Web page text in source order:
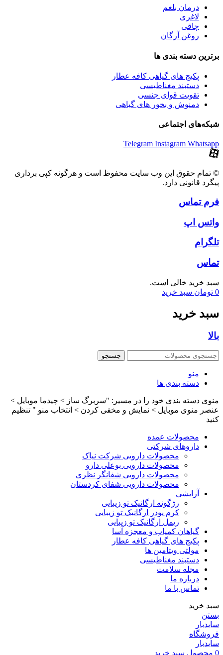
درمان بلغم
لاغری
چاقی
روغن آرگان
برترین‌ دسته بندی ها
پکیج های گیاهی کافه عطار
دستبند مغناطیسی
تقویت قوای جنسی
دمنوش و بخور های گیاهی
شبکه‌های اجتماعی
Telegram Instagram Whatsapp
© تمام حقوق این وب سایت محفوظ است و هرگونه کپی برداری
پیگرد قانونی دارد.
فرم تماس
واتس اپ
تلگرام
تماس
سبد خرید خالی است.
0 تومان سبد خرید
سبد خرید
بالا
جستجو
منو
دسته بندی ها
منوی دسته بندی خود را در مسیر: "سربرگ ساز > چیدما موبایل >
عنصر منوی موبایل > نمایش و مخفی کردن > انتخاب منو " تنظیم
کنید
محصولات عمده
داروهای شرکتی
محصولات دارویی شرکت نیاک
محصولات دارویی بوعلی دارو
محصولات دارویی شفانگر نظری
محصولات دارویی شفای کردستان
آرایشی
رژگونه ارگانیک تو زیبایی
کرم پودر ارگانیک تو زیبایی
ریمل ارگانیک تو زیبایی
گیاهان کمیاب و معجزه آسا
پکیج های گیاهی کافه عطار
مولتی ویتامین ها
دستبند مغناطیسی
مجله سلامت
درباره ما
تماس با ما
سبد خرید
بستن
سایدبار
فروشگاه
سایدبار
0 محصول سبد خرید